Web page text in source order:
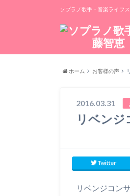
ソプラノ歌手・音楽ライフ
ホーム お客様の声
2016.03.31
リベン
Twitter
リベンジコン